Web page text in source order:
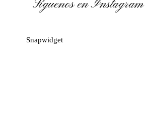
Síguenos en Instagram
Snapwidget